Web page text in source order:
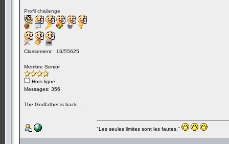
Profil challenge
Classement : 16/55625
Membre Senior
Hors ligne
Messages: 356
The Godfather is back....
"Les seules limites sont les fautes."